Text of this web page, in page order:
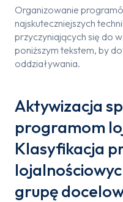
Organizowanie
najskuteczniejszych
przyczyniających się do
poniższym tekstem, by
oddziaływania.
Aktywizacja
programom
Klasyfikacja
grupę